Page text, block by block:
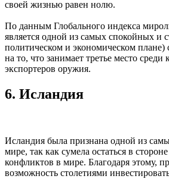
своей жизнью равен нолю.
По данным Глобального индекса
является одной из самых спокойных и
политическом и экономическом плане)
на то, что занимает третье место
экспортеров оружия.
6. Исландия
Исландия была признана одной из
мире, так как сумела остаться в
конфликтов в мире. Благодаря этому,
возможность столетиями